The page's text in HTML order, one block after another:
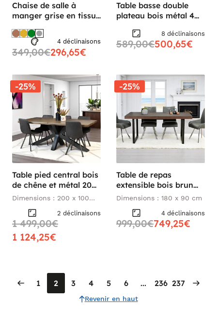
Chaise de salle à
manger grise en tissu
4 déclinaisons
349,00€296,65€
Table basse double
plateau bois métal 4
8 déclinaisons
589,00€500,65€
-25%
Table pied central bois
de chêne et métal 200
cm HUDSON
Dimensions : 200 x 100
2 déclinaisons
1 499,00€
1 124,25€
-25%
Table de repas
extensible bois brun
recyclé 180-240 cm
Dimensions : 180 x 90 cm
4 déclinaisons
999,00€749,25€
Revenir en haut
1 2 3 4 5 6 ... 236 237